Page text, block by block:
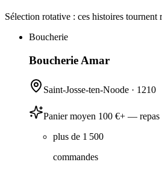
Sélection rotative : ces histoires tournent
Boucherie
Boucherie Amar
Saint-Josse-ten-Noode · 1210
Panier moyen 100 €+ —
plus de 1 500
commandes